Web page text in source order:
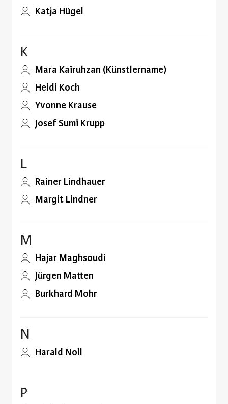
Katja Hügel
K
Mara Kairuhzan (Künstlername)
Heidi Koch
Yvonne Krause
Josef Sumi Krupp
L
Rainer Lindhauer
Margit Lindner
M
Hajar Maghsoudi
Jürgen Matten
Burkhard Mohr
N
Harald Noll
P